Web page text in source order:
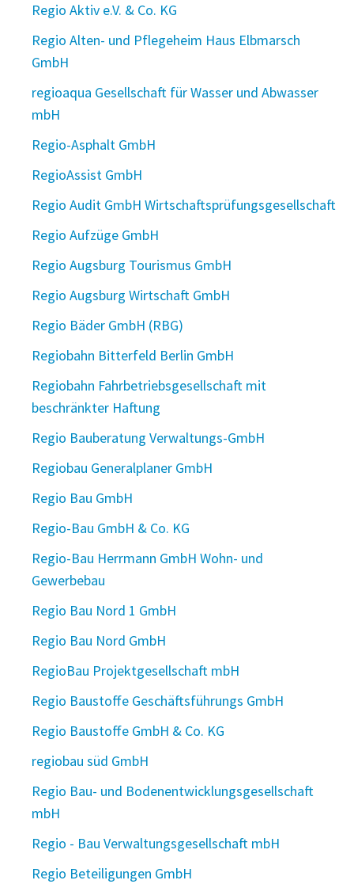
Regio Aktiv e.V. & Co. KG
Regio Alten- und Pflegeheim Haus Elbmarsch
GmbH
regioaqua Gesellschaft für Wasser und Abwasser
mbH
Regio-Asphalt GmbH
RegioAssist GmbH
Regio Audit GmbH Wirtschaftsprüfungsgesellschaft
Regio Aufzüge GmbH
Regio Augsburg Tourismus GmbH
Regio Augsburg Wirtschaft GmbH
Regio Bäder GmbH (RBG)
Regiobahn Bitterfeld Berlin GmbH
Regiobahn Fahrbetriebsgesellschaft mit
beschränkter Haftung
Regio Bauberatung Verwaltungs-GmbH
Regiobau Generalplaner GmbH
Regio Bau GmbH
Regio-Bau GmbH & Co. KG
Regio-Bau Herrmann GmbH Wohn- und
Gewerbebau
Regio Bau Nord 1 GmbH
Regio Bau Nord GmbH
RegioBau Projektgesellschaft mbH
Regio Baustoffe Geschäftsführungs GmbH
Regio Baustoffe GmbH & Co. KG
regiobau süd GmbH
Regio Bau- und Bodenentwicklungsgesellschaft
mbH
Regio - Bau Verwaltungsgesellschaft mbH
Regio Beteiligungen GmbH